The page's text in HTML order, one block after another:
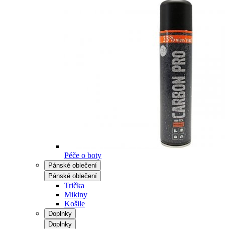
Péče o boty
Pánské oblečení
Pánské oblečení
Trička
Mikiny
Košile
Doplnky
Doplnky